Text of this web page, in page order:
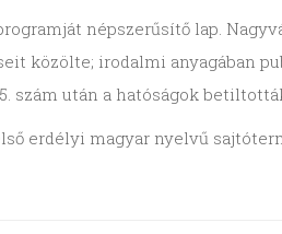
népszerűsítő lap.
közölte; irodalmi anyagában
szám után a hatóságok
erdélyi magyar nyelvű